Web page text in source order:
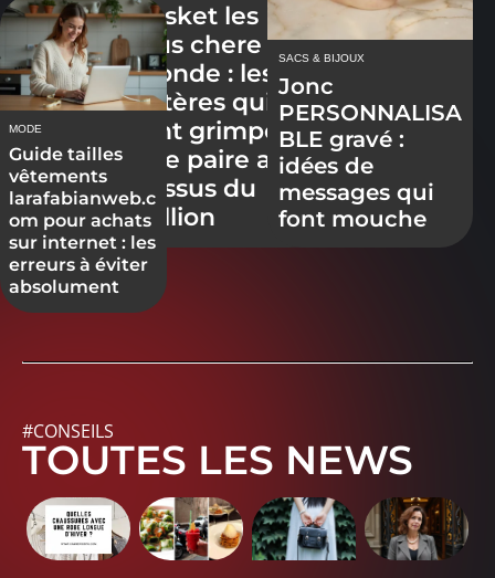
Basket les
plus chere du
monde : les
critères qui
font grimper
une paire au-
dessus du
million
SACS & BIJOUX
Jonc
PERSONNALISA
BLE gravé :
idées de
messages qui
font mouche
MODE
Guide tailles
vêtements
larafabianweb.c
om pour achats
sur internet : les
erreurs à éviter
absolument
#CONSEILS
TOUTES LES NEWS